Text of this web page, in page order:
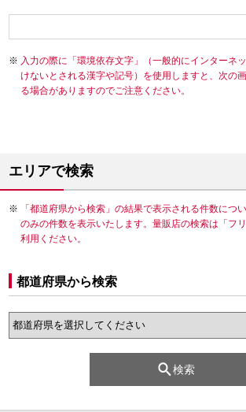
入力の際に「環境依存文字」（一般的にインターネ
けないとされる漢字や記号）を使用しますと、次の
る場合がありますのでご注意ください。
エリアで検索
「都道府県から検索」の結果で表示される件数につ
のみの件数を表示いたします。量販店の検索は「フ
利用ください。
都道府県から検索
検索